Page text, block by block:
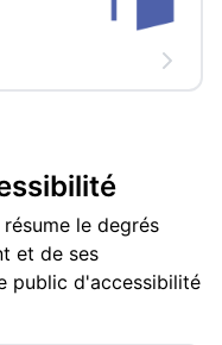
le degrés
et de ses
public d'accessibilité